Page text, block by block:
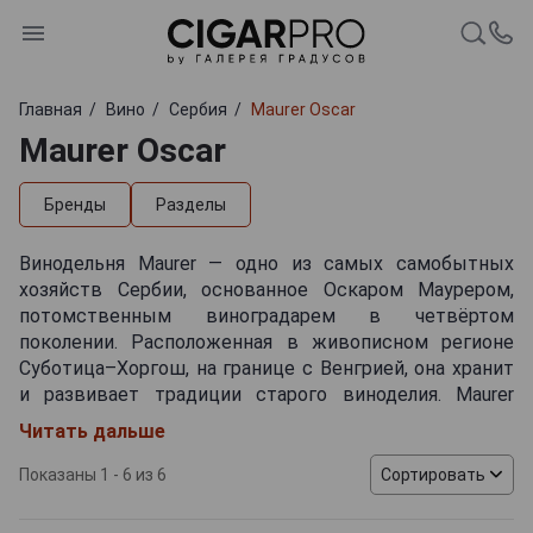
Главная Вино Сербия Maurer Oscar
Maurer Oscar
Бренды Разделы
Винодельня Maurer — одно из самых самобытных
хозяйств Сербии, основанное Оскаром Маурером,
потомственным виноградарем в четвёртом
поколении. Расположенная в живописном регионе
Суботица–Хоргош, на границе с Венгрией, она хранит
и развивает традиции старого виноделия. Maurer
специализируется на выращивании автохтонных
сортов — таких как Кадарка, Фурминт и Меденица,
многие из которых в других странах почти утрачены.
Лозы здесь достигают впечатляющего возраста — от
Читать дальше
Показаны 1 - 6 из 6 Сортировать